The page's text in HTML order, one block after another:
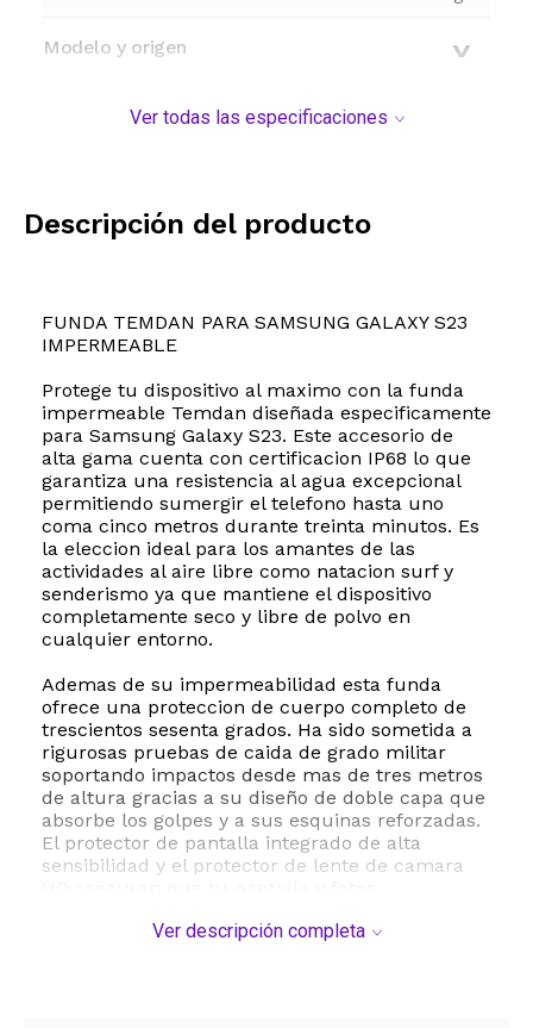
Modelo y origen
Ver todas las especificaciones
Descripción del producto
FUNDA TEMDAN PARA SAMSUNG GALAXY S23
IMPERMEABLE
Protege tu dispositivo al maximo con la funda
impermeable Temdan diseñada especificamente
para Samsung Galaxy S23. Este accesorio de
alta gama cuenta con certificacion IP68 lo que
garantiza una resistencia al agua excepcional
permitiendo sumergir el telefono hasta uno
coma cinco metros durante treinta minutos. Es
la eleccion ideal para los amantes de las
actividades al aire libre como natacion surf y
senderismo ya que mantiene el dispositivo
completamente seco y libre de polvo en
cualquier entorno.
Ademas de su impermeabilidad esta funda
ofrece una proteccion de cuerpo completo de
trescientos sesenta grados. Ha sido sometida a
rigurosas pruebas de caida de grado militar
soportando impactos desde mas de tres metros
de altura gracias a su diseño de doble capa que
absorbe los golpes y a sus esquinas reforzadas.
El protector de pantalla integrado de alta
sensibilidad y el protector de lente de camara
Ver descripción completa